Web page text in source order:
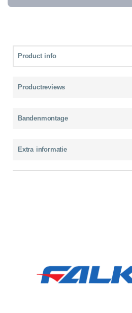
Product info
Productreviews
Bandenmontage
Extra informatie